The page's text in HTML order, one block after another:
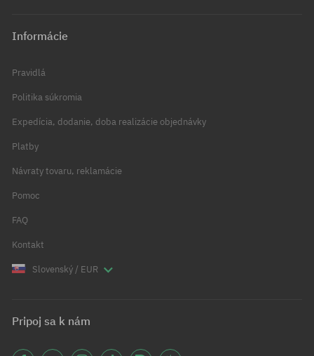
Informácie
Pravidlá
Politika súkromia
Expedícia, dodanie, doba realizácie objednávky
Platby
Návraty tovaru, reklamácie
Pomoc
FAQ
Kontakt
Slovenský / EUR
Pripoj sa k nám